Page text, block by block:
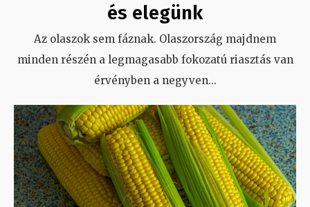
és elegünk
Az olaszok sem fáznak. Olaszország majdnem
minden részén a legmagasabb fokozatú riasztás van
érvényben a negyven...